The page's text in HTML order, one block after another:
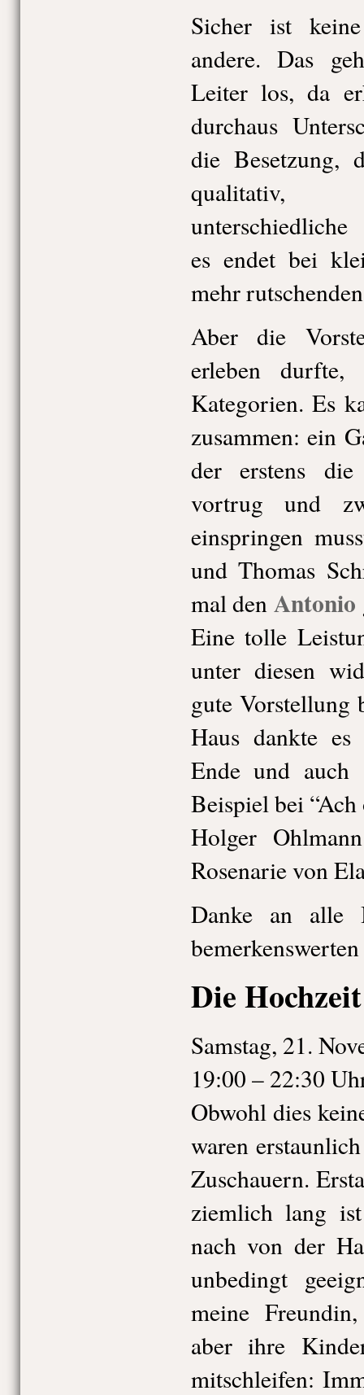
Sicher ist
andere. Das
Leiter los, da
durchaus
die Besetzung,
qualitativ,
es endet bei
mehr
Aber die
erleben
Kategorien. Es
zusammen: ein
der erstens
vortrug und
einspringen
und Thomas
mal denAntonio
Eine tolle
unter diesen
gute Vorstellung
Haus dankte
Ende und
Beispiel bei
Holger
Rosenarie von
Danke an alle
Die
Samstag, 21.
19:00 – 22:30
Obwohl dies
waren
Zuschauern.
ziemlich lang
nach von der
unbedingt
meine
aber ihre
mitschleifen: